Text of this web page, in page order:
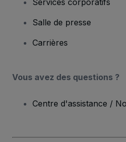
Services corporatifs
Salle de presse
Carrières
Vous avez des questions ?
Centre d'assistance /